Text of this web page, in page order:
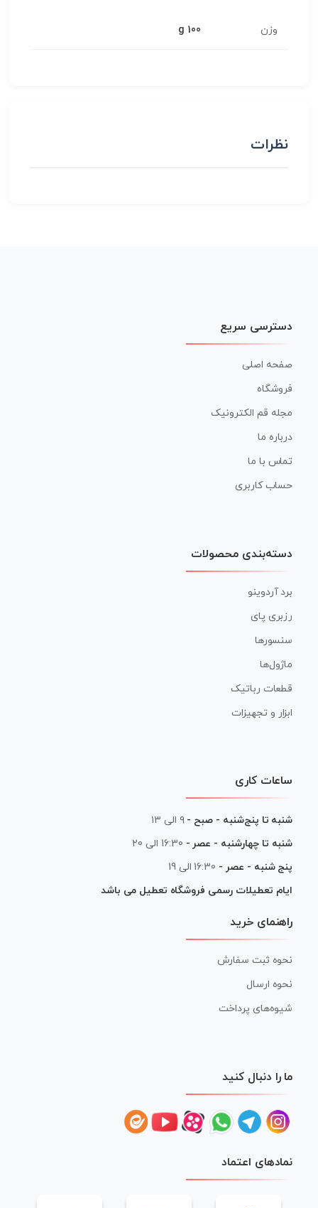
وزن 100 g
نظرات
دسترسی سریع
صفحه اصلی
فروشگاه
مجله قم الکترونیک
درباره ما
تماس با ما
حساب کاربری
دسته‌بندی محصولات
برد آردوینو
رزبری پای
سنسورها
ماژول‌ها
قطعات رباتیک
ابزار و تجهیزات
ساعات کاری
شنبه تا پنج‌شنبه - صبح - ۹ الی ۱۳
شنبه تا چهارشنبه - عصر - 16:30 الی 20
پنج شنبه - عصر - 16:30 الی 19
ایام تعطیلات رسمی فروشگاه تعطیل می باشد
راهنمای خرید
نحوه ثبت سفارش
نحوه ارسال
شیوه‌های پرداخت
ما را دنبال کنید
نمادهای اعتماد